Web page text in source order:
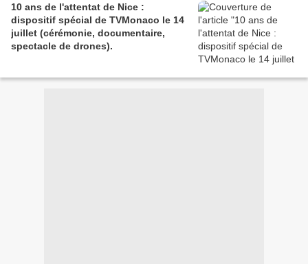
10 ans de l'attentat de Nice :
dispositif spécial de TVMonaco le 14
juillet (cérémonie, documentaire,
spectacle de drones).